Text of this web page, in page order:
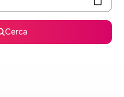
Cerca